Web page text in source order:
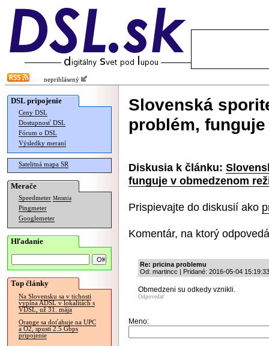
neprihlásený
DSL pripojenie
Ceny DSL
Dostupnosť DSL
Fórum o DSL
Výsledky meraní
Satelitná mapa SR
Merače
Speedmeter Merania
Pingmeter
Googlemeter
Hľadanie
Top články
Na Slovensku sa v tichosti
vypína ADSL v lokalitách s
VDSL, už 31. mája
Orange sa doťahuje na UPC
a O2, spustí 2.5 Gbps
pripojenie
Slovenská
problém,
Diskusia k článku:
funguje v obmedzenom
Prispievajte do diskusií ako
Komentár, na ktorý
Re: pricina problemu
Od: martincc | Pridané: 2016-05-04 15:19:33
Obmedzeni su odkedy vznikli.
Odpovedať
Meno: